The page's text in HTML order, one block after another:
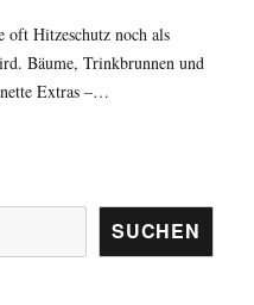
oft Hitzeschutz noch als
Bäume, Trinkbrunnen und
Extras –…
SUCHEN